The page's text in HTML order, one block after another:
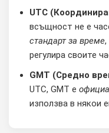
UTC
всъщност не е
стандарт за време,
регулира своите
GMT (Средно
UTC, GMT е
използва в някои